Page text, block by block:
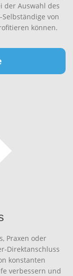
der Auswahl des
von
können.
Praxen oder
Direktanschluss
konstanten
verbessern und